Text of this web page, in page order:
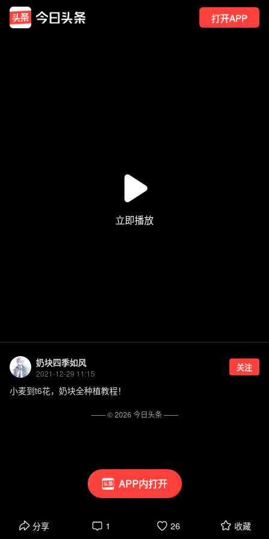
打开APP
APP内打开
奶块四季如风
2021-12-29 11:15
关注
小麦到t6花，奶块全种植教程！
分享 1 26 收藏
—— ©2026 今日头条——